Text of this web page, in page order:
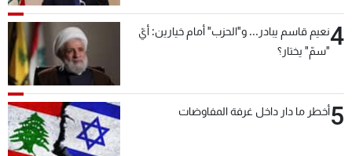
4نعيم قاسم يبادر... و"الحزب" أمام خيارين: أيّ
"سمّ" يختار؟
5أخطر ما دار داخل غرفة المفاوضات